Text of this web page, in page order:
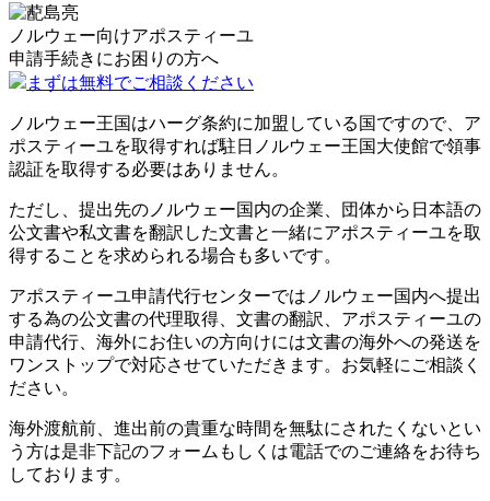
ノルウェー向けアポスティーユ
申請手続きにお困りの方へ
まずは無料でご相談ください
ノルウェー王国はハーグ条約に加盟している国ですので、ア
ポスティーユを取得すれば駐日ノルウェー王国大使館で領事
認証を取得する必要はありません。
ただし、提出先のノルウェー国内の企業、団体から日本語の
公文書や私文書を翻訳した文書と一緒にアポスティーユを取
得することを求められる場合も多いです。
アポスティーユ申請代行センターではノルウェー国内へ提出
する為の公文書の代理取得、文書の翻訳、アポスティーユの
申請代行、海外にお住いの方向けには文書の海外への発送を
ワンストップで対応させていただきます。お気軽にご相談く
ださい。
海外渡航前、進出前の貴重な時間を無駄にされたくないとい
う方は是非下記のフォームもしくは電話でのご連絡をお待ち
しております。